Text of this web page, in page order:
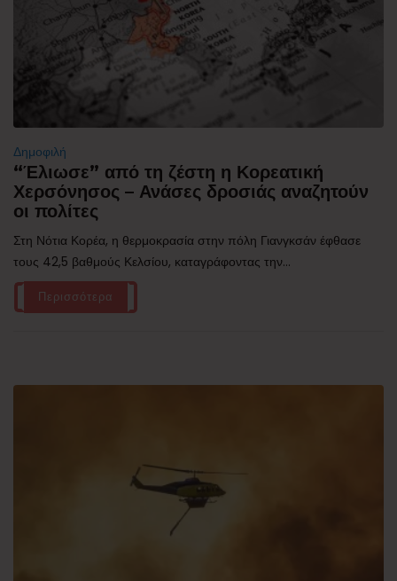
Δημοφιλή
“Έλιωσε” από τη ζέστη η Κορεατική
Χερσόνησος – Ανάσες δροσιάς αναζητούν
οι πολίτες
Στη Νότια Κορέα, η θερμοκρασία στην πόλη Γιανγκσάν έφθασε
τους 42,5 βαθμούς Κελσίου, καταγράφοντας την...
Περισσότερα